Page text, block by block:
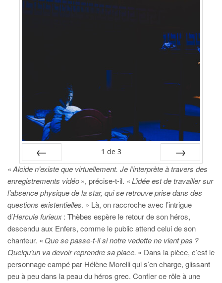
PRÉC
1 de 3
SUIV.
«Alcide n’existe que virtuellement. Je l’interprète à travers des
enregistrements vidéo», précise-t-il. «L’idée est de travailler sur
l’absence physique de la star, qui se retrouve prise dans des
questions existentielles. » Là, on raccroche avec l’intrigue
d’Hercule furieux: Thèbes espère le retour de son héros,
descendu aux Enfers, comme le public attend celui de son
chanteur. « Que se passe-t-il si notre vedette ne vient pas ?
Quelqu’un va devoir reprendre sa place. » Dans la pièce, c’est le
personnage campé par Hélène Morelli qui s’en charge, glissant
peu à peu dans la peau du héros grec. Confier ce rôle à une